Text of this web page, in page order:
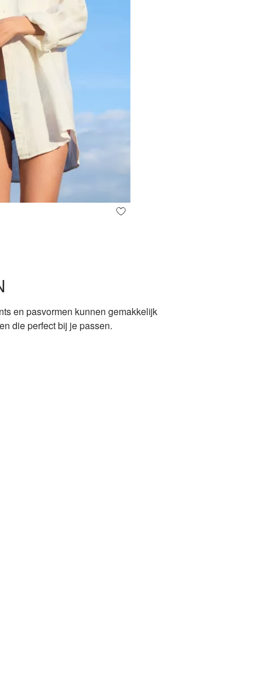
en pasvormen kunnen gemakkelijk
die perfect bij je passen.